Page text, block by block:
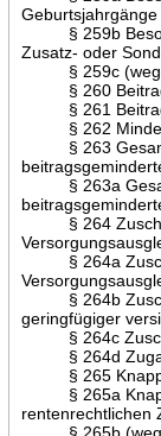
§ 259b
Zusatz- oder
§ 259c
§ 260
§ 261
§ 262
§ 263
§ 263a
§ 264
§ 264a
§ 264b
geringfügiger
§ 264c
§ 264d
§ 265
§ 265a
rentenrechtlichen
§ 265b